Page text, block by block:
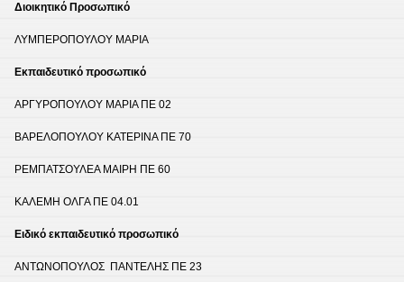
Διοικητικό Προσωπικό
ΛΥΜΠΕΡΟΠΟΥΛΟΥ ΜΑΡΙΑ
Εκπαιδευτικό προσωπικό
ΑΡΓΥΡΟΠΟΥΛΟΥ ΜΑΡΙΑ ΠΕ 02
ΒΑΡΕΛΟΠΟΥΛΟΥ ΚΑΤΕΡΙΝΑ ΠΕ 70
ΡΕΜΠΑΤΣΟΥΛΕΑ ΜΑΙΡΗ ΠΕ 60
ΚΑΛΕΜΗ ΟΛΓΑ ΠΕ 04.01
Ειδικό εκπαιδευτικό προσωπικό
ΑΝΤΩΝΟΠΟΥΛΟΣ ΠΑΝΤΕΛΗΣ ΠΕ 23